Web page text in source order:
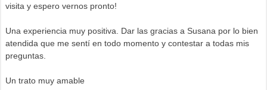
visita y espero vernos pronto!
Una experiencia muy positiva. Dar las gracias a Susana por lo bien
atendida que me sentí en todo momento y contestar a todas mis
preguntas.
Un trato muy amable